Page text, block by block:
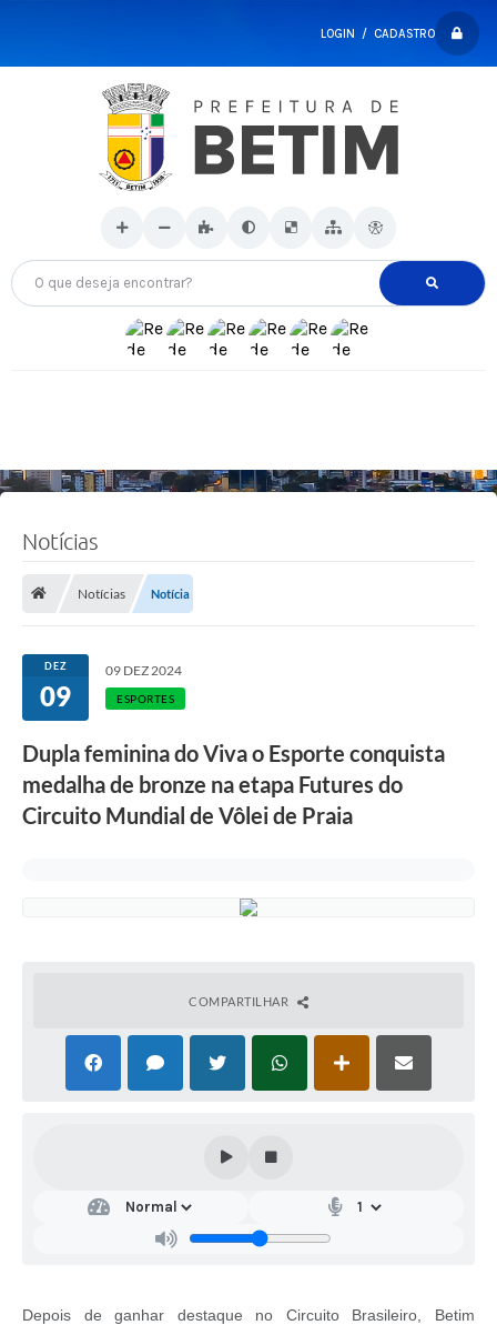
LOGIN / CADASTRO
O que deseja encontrar?
Notícias
Notícias Notícia
DEZ
09
09 DEZ 2024
ESPORTES
Dupla feminina do Viva o Esporte conquista
medalha de bronze na etapa Futures do
Circuito Mundial de Vôlei de Praia
COMPARTILHAR
Depois de ganhar destaque no Circuito Brasileiro, Betim